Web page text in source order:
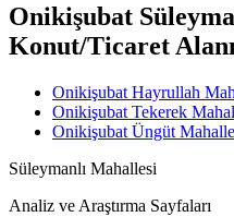
Onikişubat
Konut/Ticaret
Onikişubat Hayrullah
Onikişubat Tekerek
Onikişubat Üngüt
Süleymanlı Mahallesi
Analiz ve Araştırma Sayfaları